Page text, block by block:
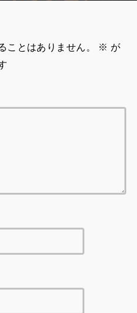
ことはありません。 ※ が